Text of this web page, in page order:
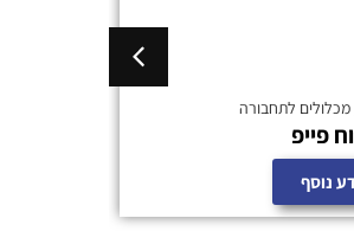
מכלולים לתחבורה
פייפ
נוסף